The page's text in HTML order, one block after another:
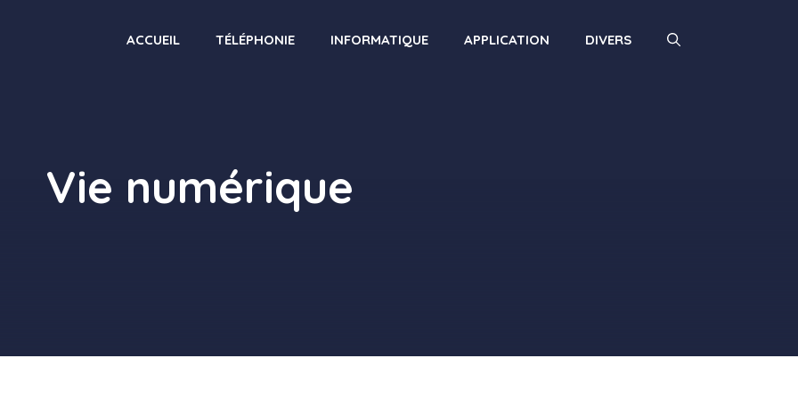
ACCUEIL TÉLÉPHONIE INFORMATIQUE APPLICATION DIVERS
Vie numérique